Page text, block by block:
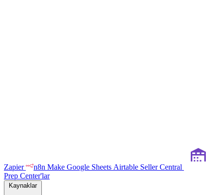
Zapier n8n Make Google Sheets Airtable Seller Central
Prep Center'lar
Kaynaklar